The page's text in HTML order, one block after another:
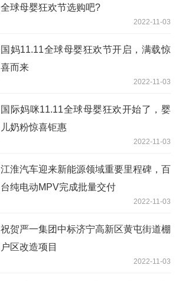
全球母婴狂欢节选购吧?
2022-11-03
国妈11.11全球母婴狂欢节开启，满载惊
喜而来
2022-11-03
国际妈咪11.11全球母婴狂欢开始了，婴
儿奶粉惊喜钜惠
2022-11-03
江淮汽车迎来新能源领域重要里程碑，百
台纯电动MPV完成批量交付
2022-11-03
祝贺严一集团中标济宁高新区黄屯街道棚
户区改造项目
2022-11-03